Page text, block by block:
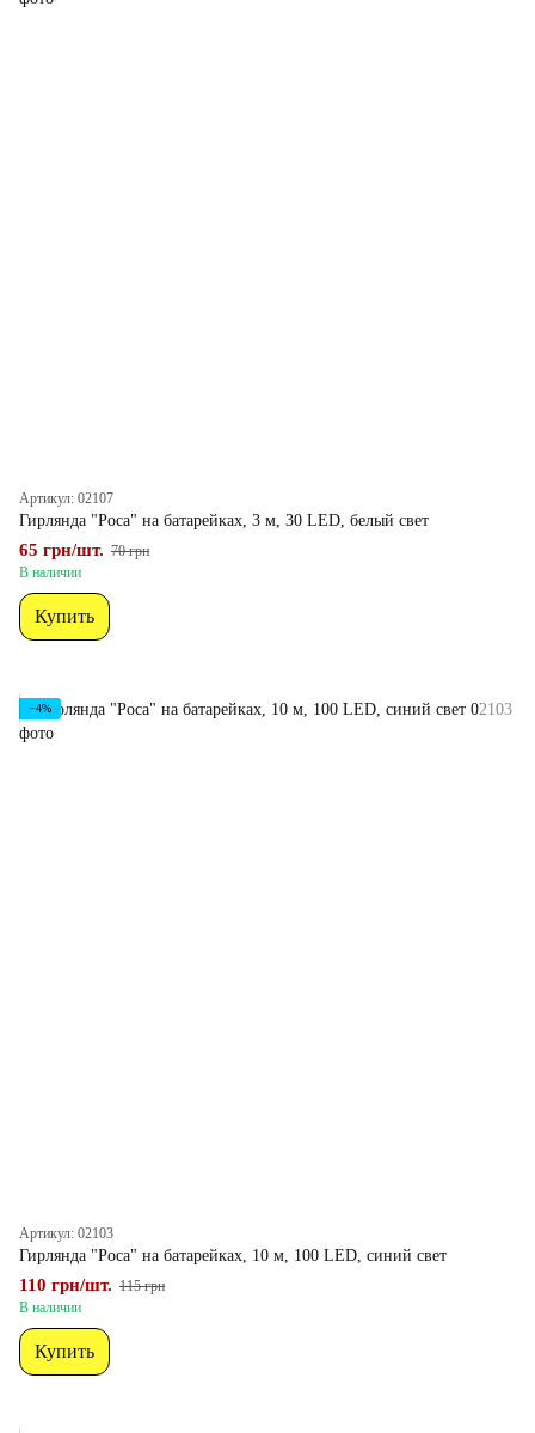
Артикул: 02107
Гирлянда "Роса" на батарейках, 3 м, 30 LED, белый свет
65 грн/шт. 70 грн
В наличии
Купить
−4%
Артикул: 02103
Гирлянда "Роса" на батарейках, 10 м, 100 LED, синий свет
110 грн/шт. 115 грн
В наличии
Купить